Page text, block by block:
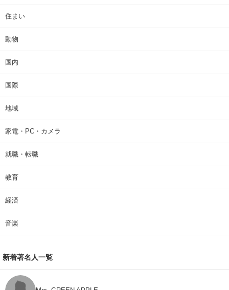
住まい
動物
国内
国際
地域
家電・PC・カメラ
就職・転職
教育
経済
音楽
新着著名人一覧